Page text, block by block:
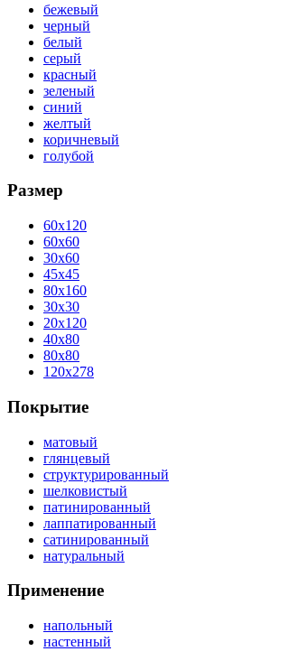
бежевый
черный
белый
серый
красный
зеленый
синий
желтый
коричневый
голубой
Размер
60x120
60x60
30x60
45x45
80x160
30x30
20x120
40x80
80x80
120x278
Покрытие
матовый
глянцевый
структурированный
шелковистый
патинированный
лаппатированный
сатинированный
натуральный
Применение
напольный
настенный